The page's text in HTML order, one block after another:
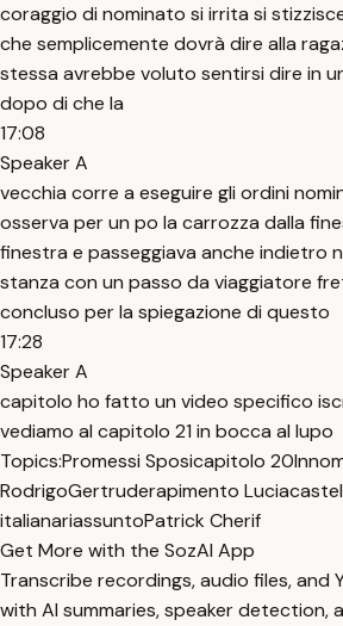
coraggio di nominato si irrita si
che semplicemente dovrà dire alla
stessa avrebbe voluto sentirsi dire in
dopo di che la
17:08
Speaker A
vecchia corre a eseguire gli ordini
osserva per un po la carrozza dalla
finestra e passeggiava anche indietro
stanza con un passo da viaggiatore
concluso per la spiegazione di questo
17:28
Speaker A
capitolo ho fatto un video specifico
vediamo al capitolo 21 in bocca al lupo
Topics:Promessi Sposicapitolo 20
RodrigoGertruderapimento Lucia
italianariassuntoPatrick Cherif
Get More with the SozAI App
Transcribe recordings, audio files, and
with AI summaries, speaker detection,